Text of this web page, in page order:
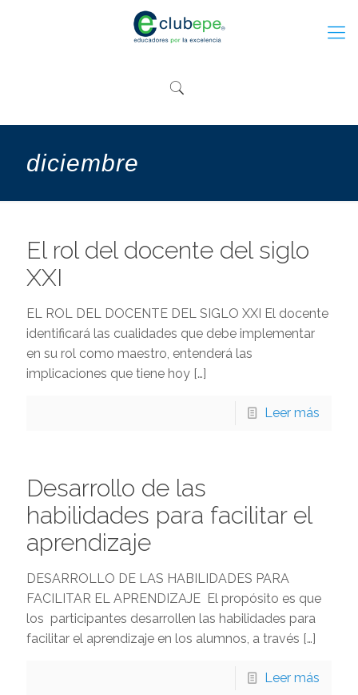
diciembre
El rol del docente del siglo
XXI
EL ROL DEL DOCENTE DEL SIGLO XXI El docente
identificará las cualidades que debe implementar
en su rol como maestro, entenderá las
implicaciones que tiene hoy […]
Leer más
Desarrollo de las
habilidades para facilitar el
aprendizaje
DESARROLLO DE LAS HABILIDADES PARA
FACILITAR EL APRENDIZAJE El propósito es que
los participantes desarrollen las habilidades para
facilitar el aprendizaje en los alumnos, a través […]
Leer más